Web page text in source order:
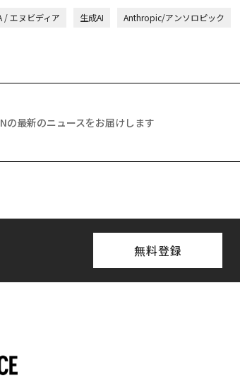
/ エヌビディア 生成AI
Anthropic/アンソロピック
の最新のニュースをお届けします
無料登録